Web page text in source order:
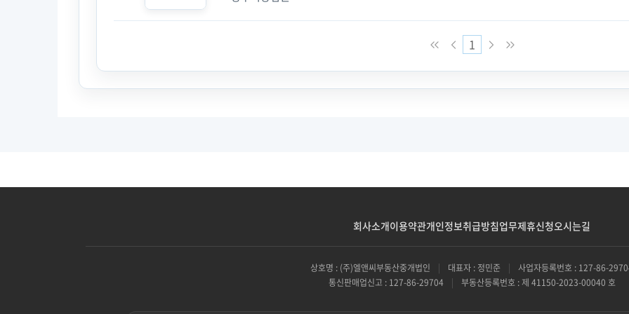
1
회사소개이용약관개인정보취급방침업무제휴신청오시는길
상호명 : (주)엘앤씨부동산중개법인 | 대표자 : 정민준 |
사업자등록번호 : 127-86-
통신판매업신고 : 127-86-29704
| 부동산등록번호 : 제 41150-2023-00040 호